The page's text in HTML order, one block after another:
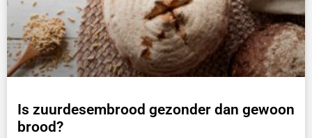
Is zuurdesembrood gezonder dan gewoon
brood?